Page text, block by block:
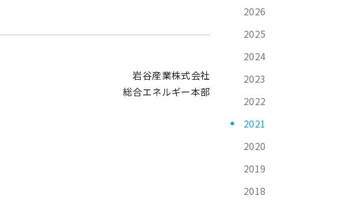
2026
2025
2024
2023
2022
2021
2020
2019
2018
岩谷産業株式会社
総合エネルギー本部